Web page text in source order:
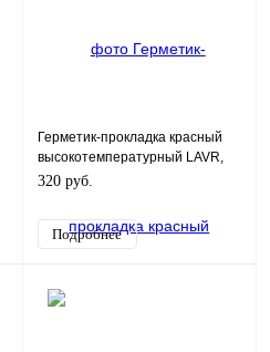
Герметик-прокладка красный
высокотемпературный LAVR,
85г
320 руб.
Подробнее